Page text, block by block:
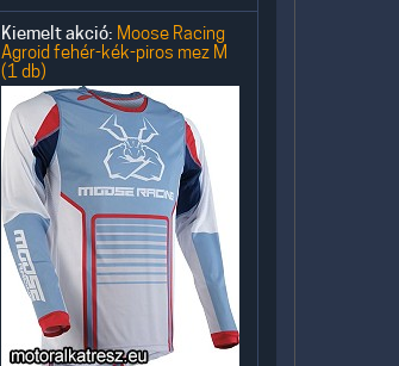
Kiemelt akció: Moose Racing
Agroid fehér-kék-piros mez M
(1 db)